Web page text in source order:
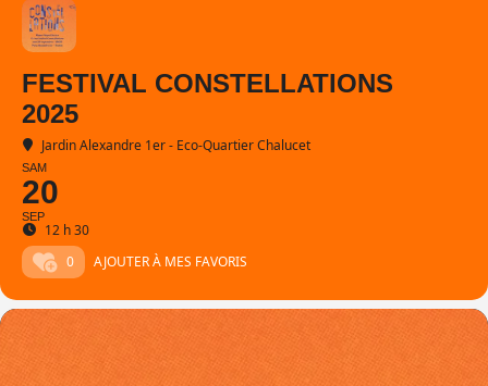
FESTIVAL CONSTELLATIONS
2025
Jardin Alexandre 1er - Eco-Quartier Chalucet
SAM
20
SEP
12 h 30
0
AJOUTER À MES FAVORIS